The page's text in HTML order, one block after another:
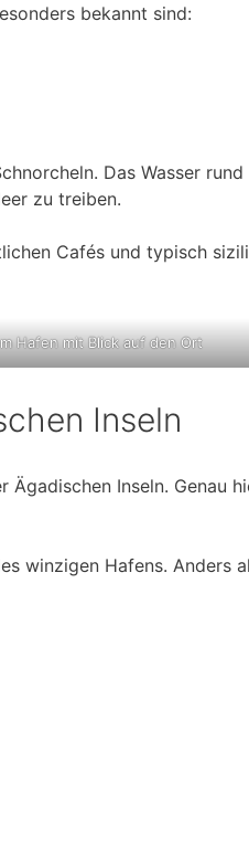
bekannt sind:
Das Wasser
zu treiben.
Cafés und typisch
Hafen mit Blick auf den Ort
Inseln
Inseln. Genau
winzigen Hafens.